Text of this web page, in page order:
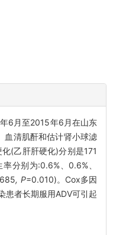
6月至2015年6月在山东
血清肌酐和估计肾小球滤
(乙肝肝硬化)分别是171
分别为:0.6%、0.6%、
685, P=0.010)。Cox多因
患者长期服用ADV可引起